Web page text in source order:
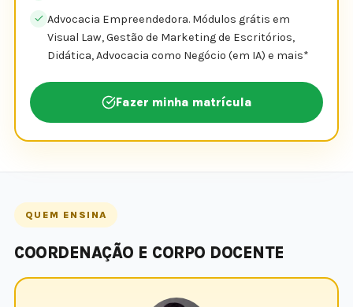
Advocacia Empreendedora. Módulos grátis em
Visual Law, Gestão de Marketing de Escritórios,
Didática, Advocacia como Negócio (em IA) e mais*​
Fazer minha matrícula
QUEM ENSINA
COORDENAÇÃO E CORPO DOCENTE